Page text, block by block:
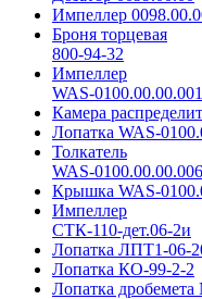
Импеллер
Броня торцевая
800-94-32
Импеллер
WAS-0100.00.00.001
Камера
Лопатка WAS-
Толкатель
WAS-0100.00.00.006
Крышка WAS-
Импеллер
СТК-110-дет.06-2и
Лопатка ЛПТ1-06-
Лопатка КО-99-2-2
Лопатка